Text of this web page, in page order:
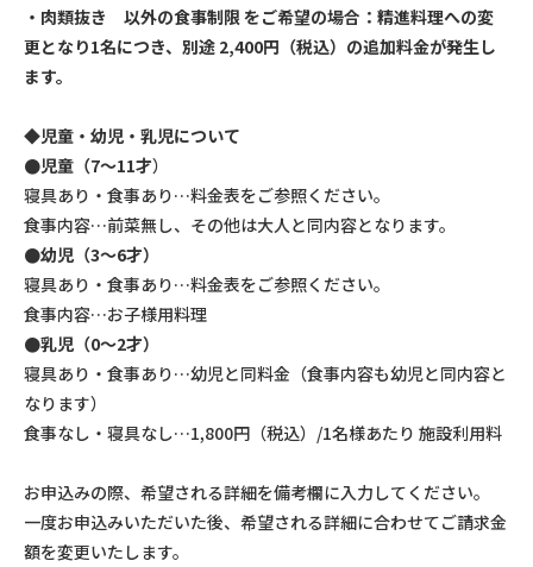
・肉類抜き 以外の食事制限 をご希望の場合：精進料理への変
更となり1名につき、別途 2,400円（税込）の追加料金が発生し
ます。
◆児童・幼児・乳児について
●児童（7～11才）
寝具あり・食事あり…料金表をご参照ください。
食事内容…前菜無し、その他は大人と同内容となります。
●幼児（3～6才）
寝具あり・食事あり…料金表をご参照ください。
食事内容…お子様用料理
●乳児（0～2才）
寝具あり・食事あり…幼児と同料金（食事内容も幼児と同内容と
なります）
食事なし・寝具なし…1,800円（税込）/1名様あたり 施設利用料
お申込みの際、希望される詳細を備考欄に入力してください。
一度お申込みいただいた後、希望される詳細に合わせてご請求金
額を変更いたします。